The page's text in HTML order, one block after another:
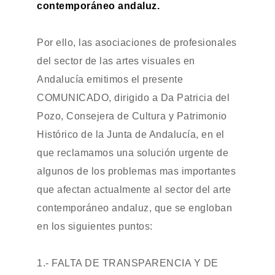
contemporáneo andaluz.
Por ello, las asociaciones de profesionales
del sector de las artes visuales en
Andalucía emitimos el presente
COMUNICADO, dirigido a Da Patricia del
Pozo, Consejera de Cultura y Patrimonio
Histórico de la Junta de Andalucía, en el
que reclamamos una solución urgente de
algunos de los problemas mas importantes
que afectan actualmente al sector del arte
contemporáneo andaluz, que se engloban
en los siguientes puntos:
1.- FALTA DE TRANSPARENCIA Y DE